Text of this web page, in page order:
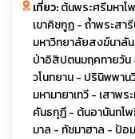
เที่ยว:ต้นพระศรีมหา
เขาคิชกูฏ - ถ้ำพระส
มหาวิทยาลัยสงฆ์นาลั
ป่าอิสิปตนมฤคทายวัน
วโนทยาน - ปรินิพพา
มหามายาเทวี - เสาพ
คันธกุฎี - ต้นอานันทโ
มาล - ทัชมาฮาล - ป้อ